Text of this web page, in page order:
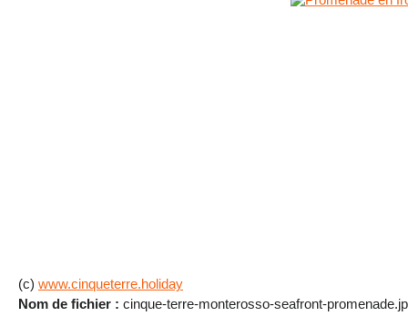
(c) www.cinqueterre.holiday
Nom de fichier : cinque-terre-monterosso-seafront-